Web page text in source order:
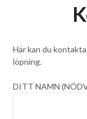
Här kan du
löpning.
DITT NAMN